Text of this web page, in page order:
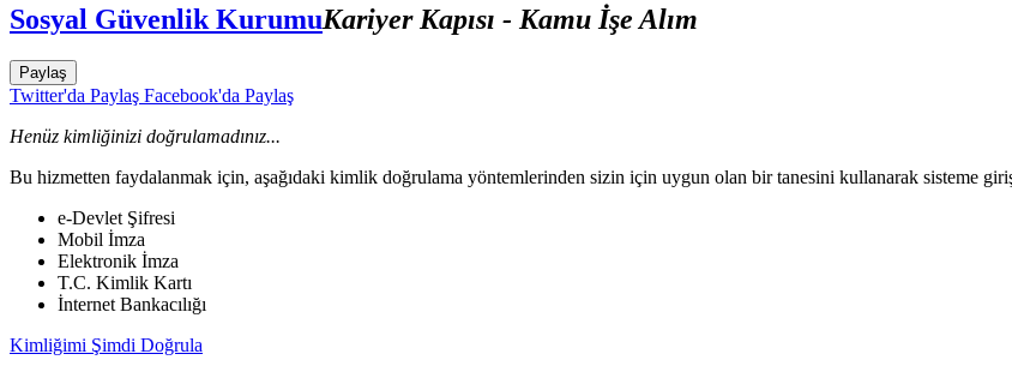
Sosyal Güvenlik KurumuKariyer Kapısı - Kamu İşe Alım
Paylaş
Twitter'da Paylaş Facebook'da Paylaş
Henüz kimliğinizi doğrulamadınız...
Bu hizmetten faydalanmak için, aşağıdaki kimlik doğrulama yöntemlerinden sizin için uygun olan bir tanesini kullanarak sisteme
e-Devlet Şifresi
Mobil İmza
Elektronik İmza
T.C. Kimlik Kartı
İnternet Bankacılığı
Kimliğimi Şimdi Doğrula